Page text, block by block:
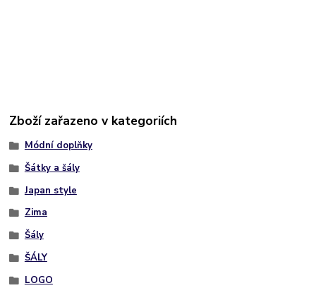
Zboží zařazeno v kategoriích
Módní doplňky
Šátky a šály
Japan style
Zima
Šály
ŠÁLY
LOGO